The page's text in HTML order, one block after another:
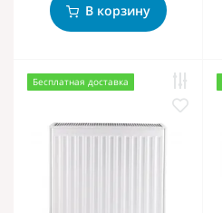
В корзину
Бесплатная доставка